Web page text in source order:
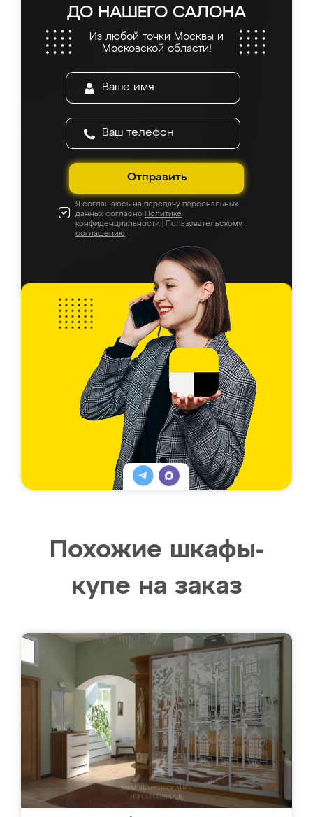
ДО НАШЕГО САЛОНА
Из любой точки Москвы и
Московской области!
Отправить
Я соглашаюсь на передачу персональных
данных согласно Политике
конфиденциальности
Пользовательскому
соглашению
Похожие шкафы-
купе на заказ